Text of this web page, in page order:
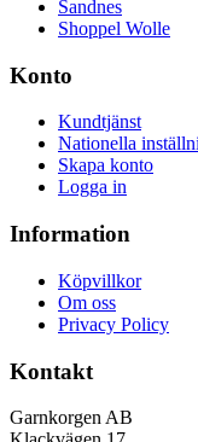
Sandnes
Shoppel Wolle
Konto
Kundtjänst
Nationella
Skapa konto
Logga in
Information
Köpvillkor
Om oss
Privacy Policy
Kontakt
Garnkorgen AB